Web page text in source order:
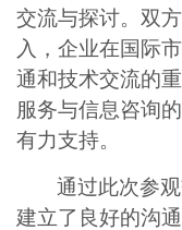
交流与探讨。双
入，企业在国际
通和技术交流的
服务与信息咨询
有力支持。
通过此次参
建立了良好的沟